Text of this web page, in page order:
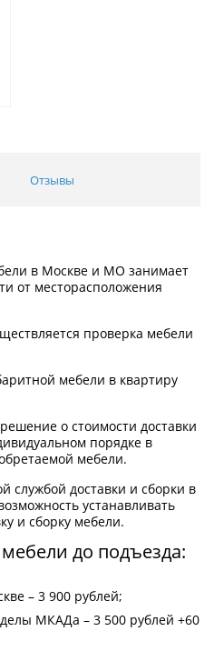
Отзывы
в Москве и МО занимает
от месторасположения
проверка мебели
мебели в квартиру
о стоимости доставки
порядке в
мебели.
службой доставки и сборки в
устанавливать
и сборку мебели.
до подъезда:
– 3 900 рублей;
МКАДа – 3 500 рублей +60